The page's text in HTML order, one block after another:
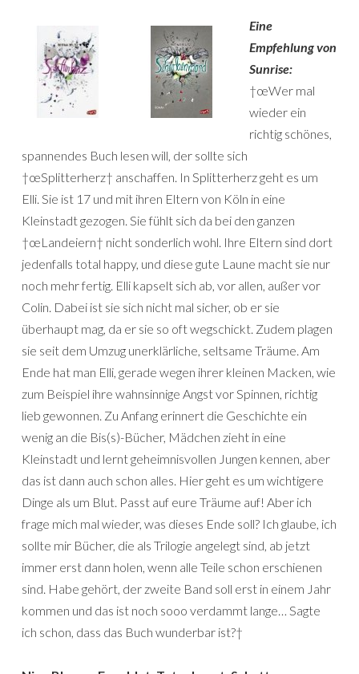
Eine
Empfehlung von
Sunrise:
†œWer mal
wieder ein
richtig schönes,
spannendes Buch lesen will, der sollte sich
†œSplitterherz† anschaffen. In Splitterherz geht es um
Elli. Sie ist 17 und mit ihren Eltern von Köln in eine
Kleinstadt gezogen. Sie fühlt sich da bei den ganzen
†œLandeiern† nicht sonderlich wohl. Ihre Eltern sind dort
jedenfalls total happy, und diese gute Laune macht sie nur
noch mehr fertig. Elli kapselt sich ab, vor allen, außer vor
Colin. Dabei ist sie sich nicht mal sicher, ob er sie
überhaupt mag, da er sie so oft wegschickt. Zudem plagen
sie seit dem Umzug unerklärliche, seltsame Träume. Am
Ende hat man Elli, gerade wegen ihrer kleinen Macken, wie
zum Beispiel ihre wahnsinnige Angst vor Spinnen, richtig
lieb gewonnen. Zu Anfang erinnert die Geschichte ein
wenig an die Bis(s)-Bücher, Mädchen zieht in eine
Kleinstadt und lernt geheimnisvollen Jungen kennen, aber
das ist dann auch schon alles. Hier geht es um wichtigere
Dinge als um Blut. Passt auf eure Träume auf! Aber ich
frage mich mal wieder, was dieses Ende soll? Ich glaube, ich
sollte mir Bücher, die als Trilogie angelegt sind, ab jetzt
immer erst dann holen, wenn alle Teile schon erschienen
sind. Habe gehört, der zweite Band soll erst in einem Jahr
kommen und das ist noch sooo verdammt lange… Sagte
ich schon, dass das Buch wunderbar ist?†